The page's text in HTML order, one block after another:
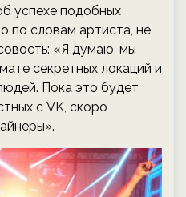
успехе подобных
по словам артиста, не
«Я думаю, мы
секретных локаций и
Пока это будет
с VK, скоро